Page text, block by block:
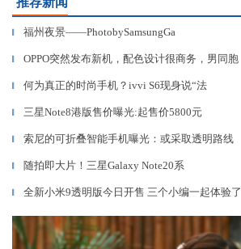
▎ 福州夜景——PhotobySamsungGa
▎ OPPO突然发布新机，配色设计很商务，男同胞
▎ 何为真正的时尚手机？ivvi S6现身说“法
▎ 三星Note8港版售价曝光:起售价5800元
▎ 索尼的可折叠智能手机曝光：或采取透明路线
▎ 随拍即大片！三星Galaxy Note20系
▎ 全新小米9透明版今日开售 三个小编一起体验了